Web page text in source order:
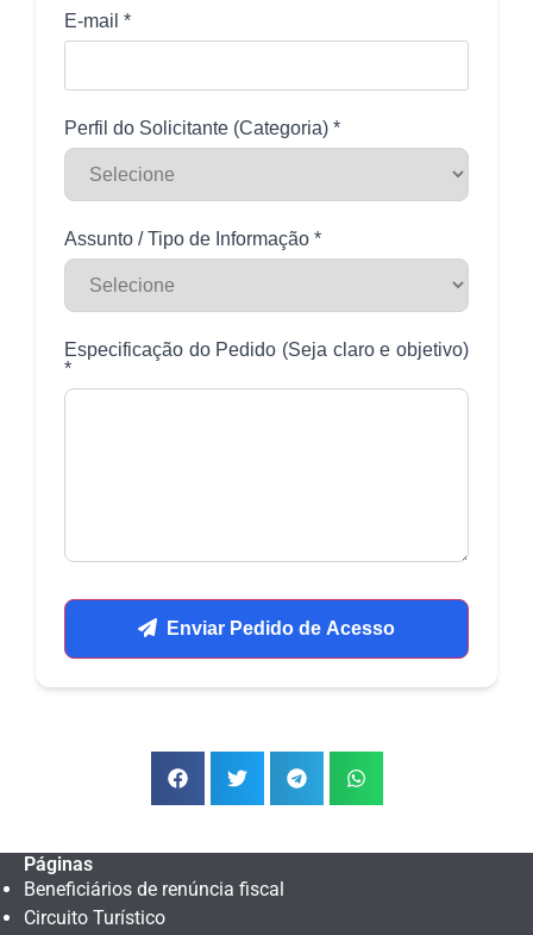
E-mail *
Perfil do Solicitante (Categoria) *
Assunto / Tipo de Informação *
Especificação do Pedido (Seja claro e objetivo)
*
Enviar Pedido de Acesso
Páginas
Beneficiários de renúncia fiscal
Circuito Turístico